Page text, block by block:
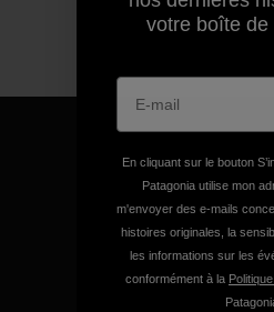
Nous
produits
votre boîte de
En cliquant sur le bouton
Patagonia utilise mon
m'envoyer des e-mails
histoires originales, la
les informations sur les
conformément à la